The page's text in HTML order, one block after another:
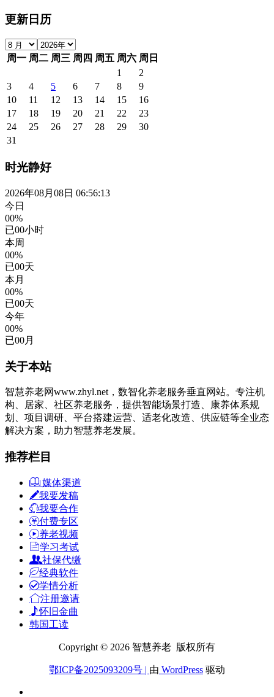
更新日历
周一 周二 周三 周四 周五 周六 周日
1
2
3
4 5 6 7 8
9
10
11 12 13 14 15
16
17
18 19 20 21 22
23
24
25 26 27 28 29
30
31
时光静好
2026年08月08日 06:56:14
今日
00%
已00小时
本周
00%
已00天
本月
00%
已00天
今年
00%
已00月
关于本站
智慧养老网www.zhyl.net，数智化养老服务垂直网站。专注机
构、居家、社区养老服务，提供智能场景打造、康养体系规
划、项目调研、平台搭建运营、适老化改造、供应链等全业态
解决方案，助力智慧养老发展。
推荐栏目
媒体渠道
我要发稿
我要合作
付费专区
养老视频
学习考试
社保代缴
经典软件
学情分析
注册邀请
怀旧金曲
韩国工读
Copyright © 2026 智慧养老 版权所有
鄂ICP备2025093209号 | 由 WordPress 驱动